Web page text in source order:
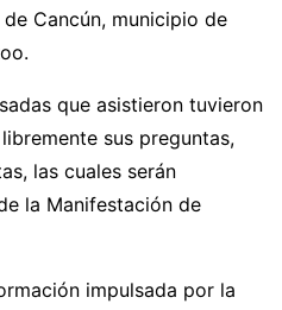
Cancún, municipio de
que asistieron tuvieron
sus preguntas,
las cuales serán
la Manifestación de
impulsada por la